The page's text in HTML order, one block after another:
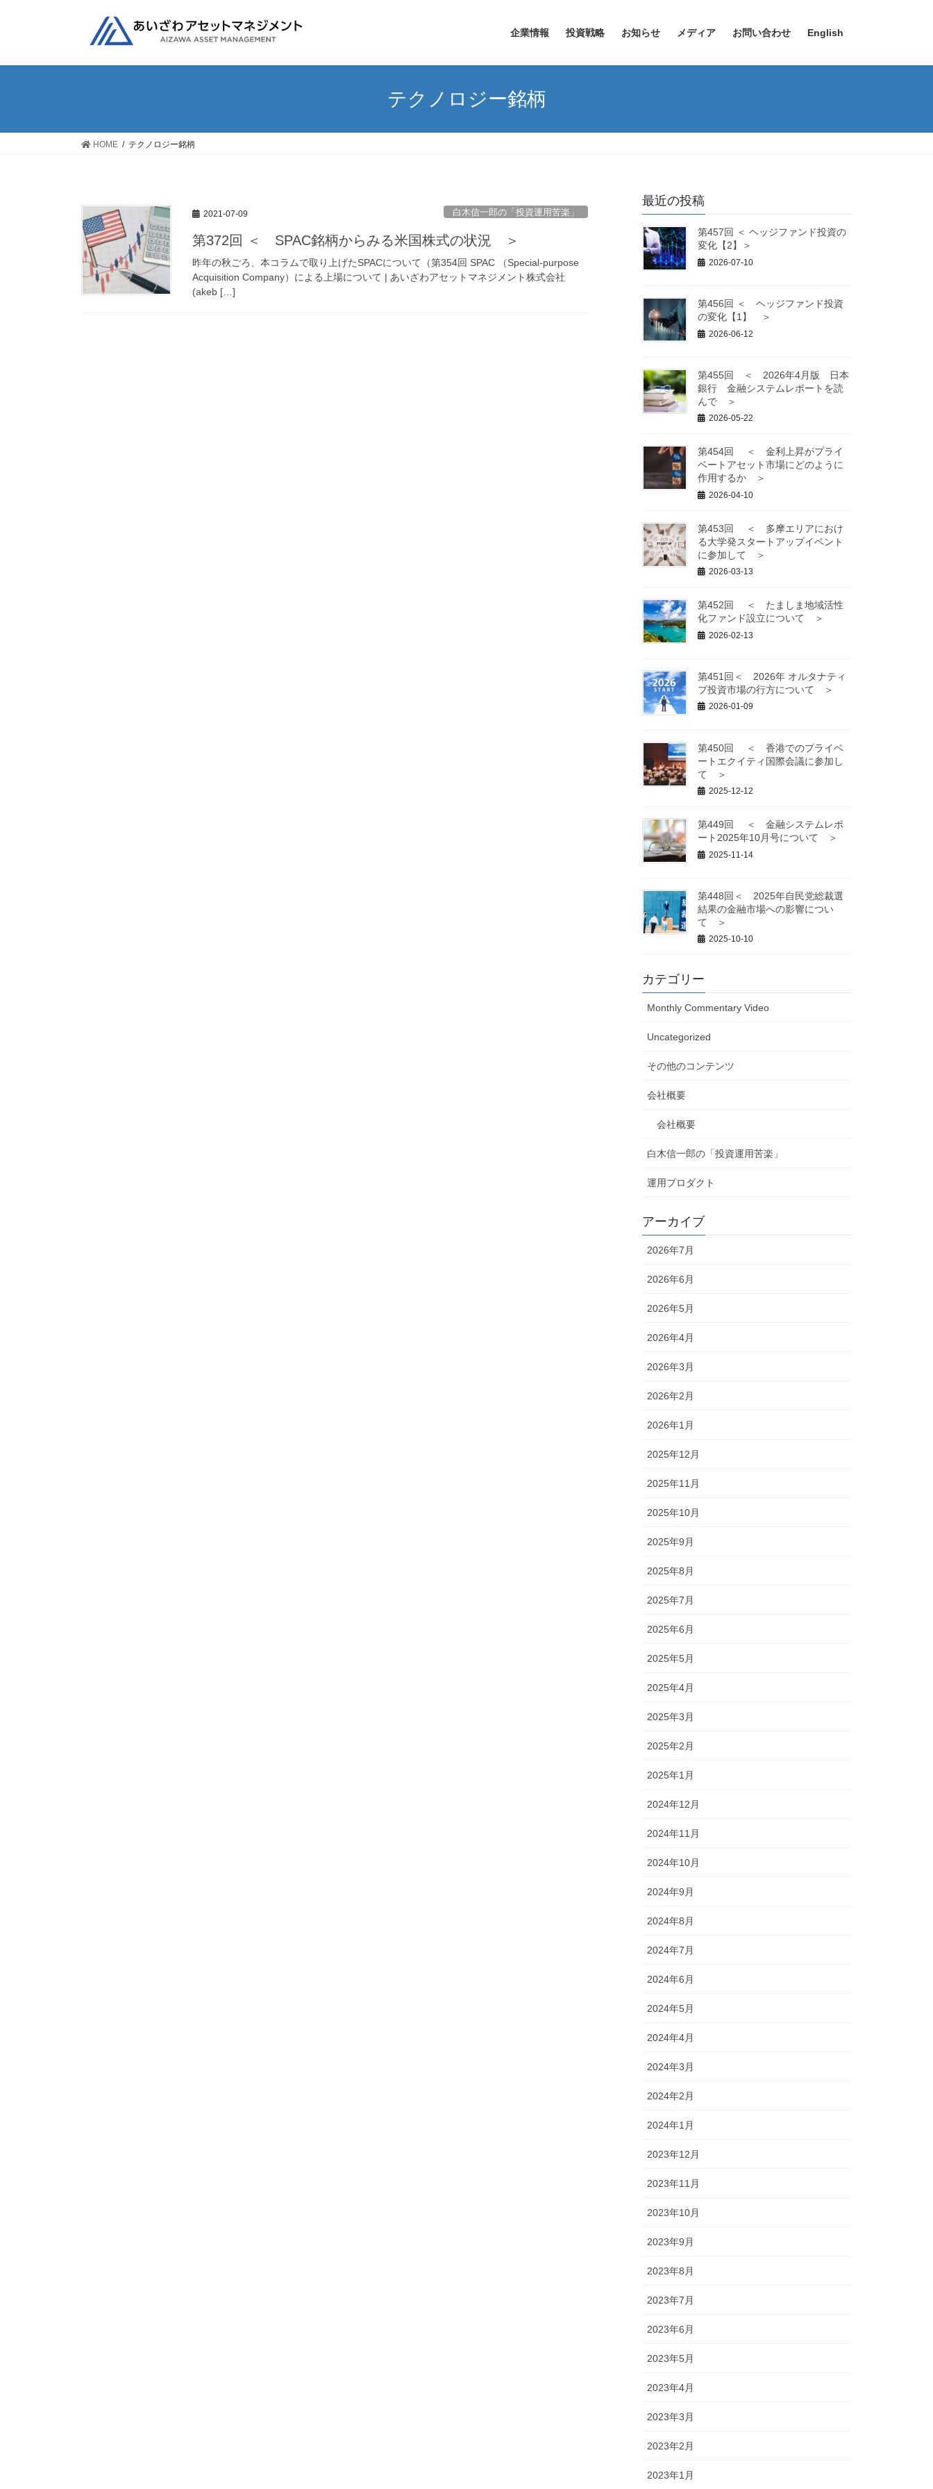
企業情報 投資戦略 お知らせ メディア お問い合わせ English
テクノロジー銘柄
HOME テクノロジー銘柄
2021-07-09 白木信一郎の「投資運用苦楽」
第372回 ＜ SPAC銘柄からみる米国株式の状況 ＞
昨年の秋ごろ、本コラムで取り上げたSPACについて（第354回 SPAC （Special-purpose
Acquisition Company）による上場について | あいざわアセットマネジメント株式会社
(akeb […]
最近の投稿
第457回 ＜ ヘッジファンド投資の
変化【2】＞
2026-07-10
第456回 ＜ ヘッジファンド投資
の変化【1】 ＞
2026-06-12
第455回 ＜ 2026年4月版 日本
銀行 金融システムレポートを読
んで ＞
2026-05-22
第454回 ＜ 金利上昇がプライ
ベートアセット市場にどのように
作用するか ＞
2026-04-10
第453回 ＜ 多摩エリアにおけ
る大学発スタートアップイベント
に参加して ＞
2026-03-13
第452回 ＜ たましま地域活性
化ファンド設立について ＞
2026-02-13
第451回＜ 2026年 オルタナティ
ブ投資市場の行方について ＞
2026-01-09
第450回 ＜ 香港でのプライベ
ートエクイティ国際会議に参加し
て ＞
2025-12-12
第449回 ＜ 金融システムレポ
ート2025年10月号について ＞
2025-11-14
第448回＜ 2025年自民党総裁選
結果の金融市場への影響につい
て ＞
2025-10-10
カテゴリー
Monthly Commentary Video
Uncategorized
その他のコンテンツ
会社概要
会社概要
白木信一郎の「投資運用苦楽」
運用プロダクト
アーカイブ
2026年7月
2026年6月
2026年5月
2026年4月
2026年3月
2026年2月
2026年1月
2025年12月
2025年11月
2025年10月
2025年9月
2025年8月
2025年7月
2025年6月
2025年5月
2025年4月
2025年3月
2025年2月
2025年1月
2024年12月
2024年11月
2024年10月
2024年9月
2024年8月
2024年7月
2024年6月
2024年5月
2024年4月
2024年3月
2024年2月
2024年1月
2023年12月
2023年11月
2023年10月
2023年9月
2023年8月
2023年7月
2023年6月
2023年5月
2023年4月
2023年3月
2023年2月
2023年1月